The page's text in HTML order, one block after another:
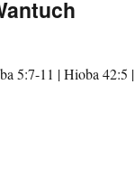
5:7-11 | Hioba